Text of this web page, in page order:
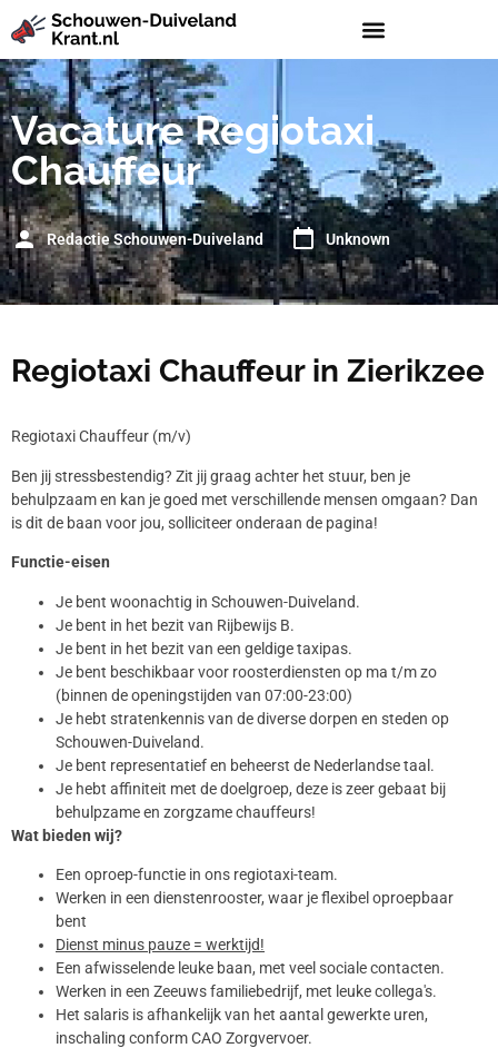
Vacature Regiotaxi
Chauffeur
Redactie Schouwen-Duiveland Unknown
Regiotaxi Chauffeur in Zierikzee
Regiotaxi Chauffeur (m/v)
Ben jij stressbestendig? Zit jij graag achter het stuur, ben je
behulpzaam en kan je goed met verschillende mensen omgaan? Dan
is dit de baan voor jou, solliciteer onderaan de pagina!
Functie-eisen
Je bent woonachtig in Schouwen-Duiveland.
Je bent in het bezit van Rijbewijs B.
Je bent in het bezit van een geldige taxipas.
Je bent beschikbaar voor roosterdiensten op ma t/m zo
(binnen de openingstijden van 07:00-23:00)
Je hebt stratenkennis van de diverse dorpen en steden op
Schouwen-Duiveland.
Je bent representatief en beheerst de Nederlandse taal.
Je hebt affiniteit met de doelgroep, deze is zeer gebaat bij
behulpzame en zorgzame chauffeurs!
Wat bieden wij?
Een oproep-functie in ons regiotaxi-team.
Werken in een dienstenrooster, waar je flexibel oproepbaar
bent
Dienst minus pauze = werktijd!
Een afwisselende leuke baan, met veel sociale contacten.
Werken in een Zeeuws familiebedrijf, met leuke collega's.
Het salaris is afhankelijk van het aantal gewerkte uren,
inschaling conform CAO Zorgvervoer.